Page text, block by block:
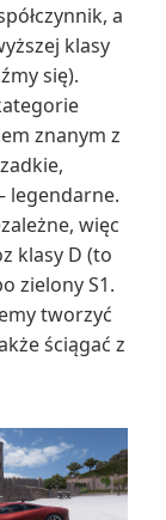
a
klasy
się).
znanym z
legendarne.
więc
klasy D (to
zielony S1.
tworzyć
ściągać z